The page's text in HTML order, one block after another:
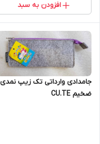
افزودن به سبد
جامدادی وارداتی تک زیپ نمدی
ضخیم CU.TE